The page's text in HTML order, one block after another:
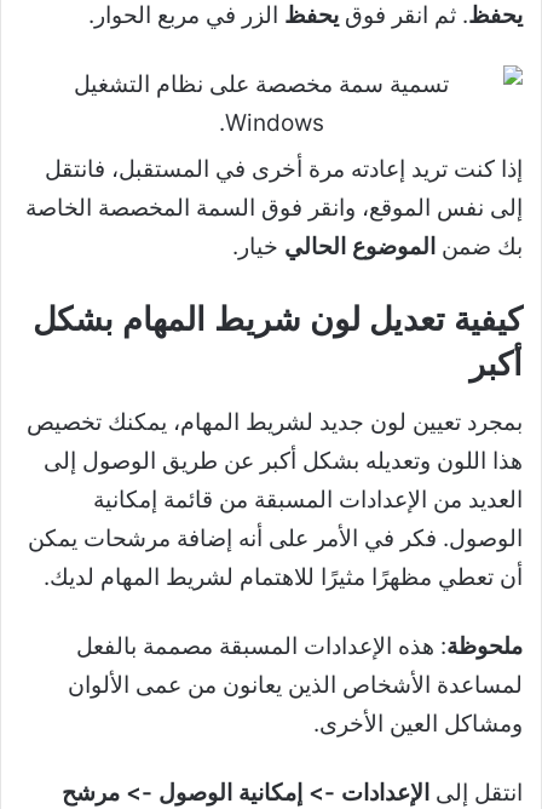
يحفظ. ثم انقر فوق يحفظ الزر في مربع الحوار.
إذا كنت تريد إعادته مرة أخرى في المستقبل، فانتقل
إلى نفس الموقع، وانقر فوق السمة المخصصة الخاصة
بك ضمن الموضوع الحالي خيار.
كيفية تعديل لون شريط المهام بشكل
أكبر
بمجرد تعيين لون جديد لشريط المهام، يمكنك تخصيص
هذا اللون وتعديله بشكل أكبر عن طريق الوصول إلى
العديد من الإعدادات المسبقة من قائمة إمكانية
الوصول. فكر في الأمر على أنه إضافة مرشحات يمكن
أن تعطي مظهرًا مثيرًا للاهتمام لشريط المهام لديك.
ملحوظة: هذه الإعدادات المسبقة مصممة بالفعل
لمساعدة الأشخاص الذين يعانون من عمى الألوان
ومشاكل العين الأخرى.
انتقل إلى الإعدادات -> إمكانية الوصول -> مرشح